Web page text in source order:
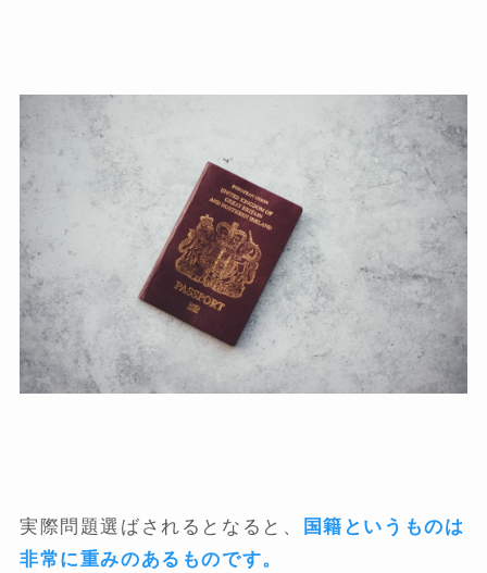
実際問題選ばされるとなると、
国籍というものは
非常に重みのあるものです。